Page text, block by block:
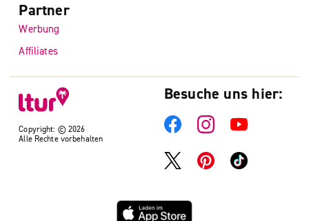
Copyright: © 2026
Alle Rechte vorbehalten
Partner
Werbung
Affiliates
Besuche uns hier: